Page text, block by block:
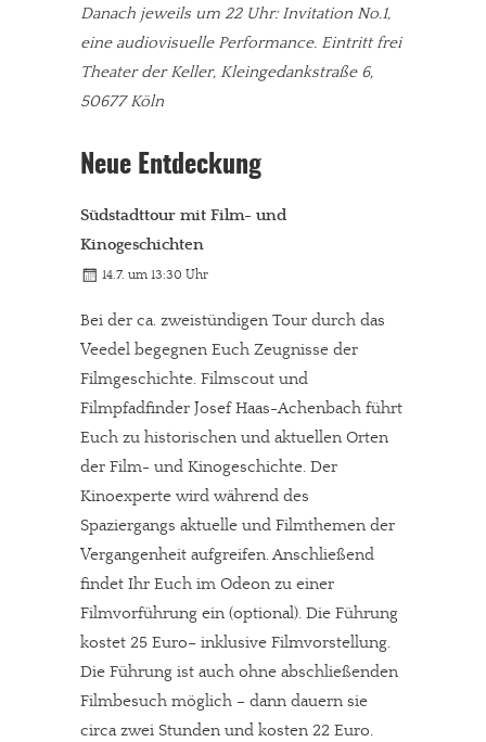
Danach jeweils um 22 Uhr: Invitation No.1,
eine audiovisuelle Performance. Eintritt frei
Theater der Keller, Kleingedankstraße 6,
50677 Köln
Neue Entdeckung
Südstadttour mit Film- und
Kinogeschichten
14.7. um 13:30 Uhr
Bei der ca. zweistündigen Tour durch das
Veedel begegnen Euch Zeugnisse der
Filmgeschichte. Filmscout und
Filmpfadfinder Josef Haas-Achenbach führt
Euch zu historischen und aktuellen Orten
der Film- und Kinogeschichte. Der
Kinoexperte wird während des
Spaziergangs aktuelle und Filmthemen der
Vergangenheit aufgreifen. Anschließend
findet Ihr Euch im Odeon zu einer
Filmvorführung ein (optional). Die Führung
kostet 25 Euro– inklusive Filmvorstellung.
Die Führung ist auch ohne abschließenden
Filmbesuch möglich – dann dauern sie
circa zwei Stunden und kosten 22 Euro.